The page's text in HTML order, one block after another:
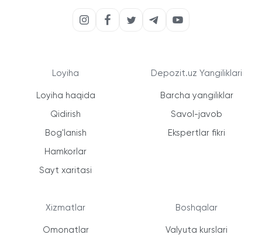
Loyiha
Loyiha haqida
Qidirish
Bog'lanish
Hamkorlar
Sayt xaritasi
Xizmatlar
Omonatlar
Depozit.uz Yangiliklari
Barcha yangiliklar
Savol-javob
Ekspertlar fikri
Boshqalar
Valyuta kurslari